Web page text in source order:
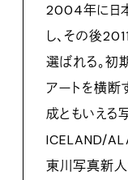
2004年に日
し、その後
選ばれる。初
アートを横断
成ともいえる
ICELAND/
東川写真新人